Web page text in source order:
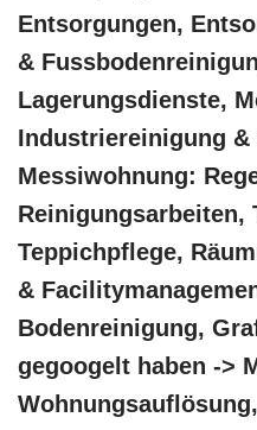
Entsorgungen,
&
Lagerungsdienste,
Industriereinigung &
Messiwohnung:
Reinigungsarbeiten,
Teppichpflege,
&
Bodenreinigung,
gegoogelt haben ->